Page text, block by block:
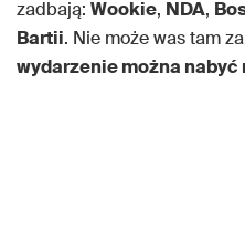
zadbają: Wookie, NDA,
Bartii. Nie może was tam
wydarzenie można nabyć